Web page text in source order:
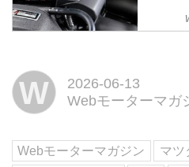
モータ
ンドと
多くの
な想い
W
2026-06-13
Webモーターマガ
Webモーターマガジン マツ